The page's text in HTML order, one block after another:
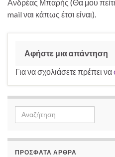
Ανδρέας Μπαρής (Θα μου
mail ναι κάπως έτσι είναι).
Αφήστε μια απάντηση
Για να σχολιάσετε πρέπει να
Search for:
ΠΡΌΣΦΑΤΑ ΆΡΘΡΑ